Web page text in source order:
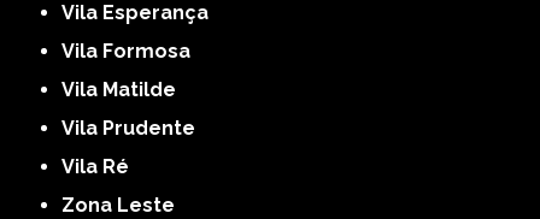
Vila Esperança
Vila Formosa
Vila Matilde
Vila Prudente
Vila Ré
Zona Leste